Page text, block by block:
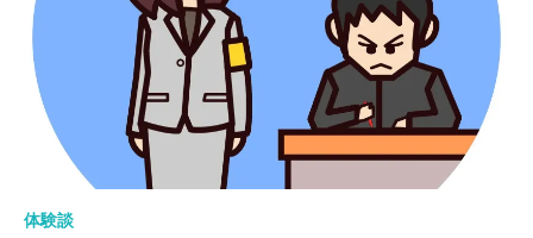
体験談